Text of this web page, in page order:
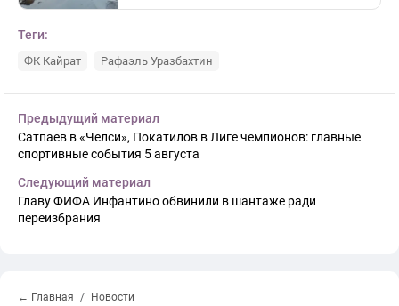
Теги:
ФК Кайрат Рафаэль Уразбахтин
Предыдущий материал
Сатпаев в «Челси», Покатилов в Лиге чемпионов: главные
спортивные события 5 августа
Следующий материал
Главу ФИФА Инфантино обвинили в шантаже ради
переизбрания
← Главная Новости